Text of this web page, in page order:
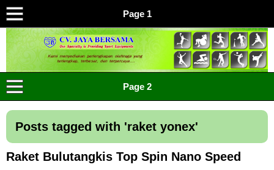
Page 1
CV JAYA BERSAMA Co Id
Menyediakan Semua Perlengkapan Olahraga Yang
Page 2
Posts tagged with 'raket yonex'
Raket Bulutangkis Top Spin Nano Speed